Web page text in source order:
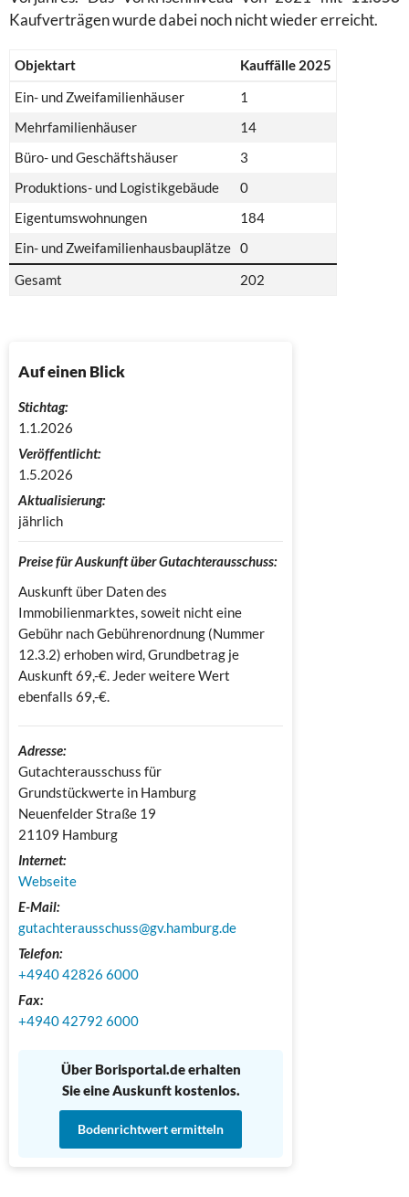
Kaufverträgen wurde dabei noch nicht wieder erreicht.
Objektart
Kauffälle 2025
Ein- und Zweifamilienhäuser
1
Mehrfamilienhäuser
14
Büro- und Geschäftshäuser
3
Produktions- und Logistikgebäude
0
Eigentumswohnungen
184
Ein- und Zweifamilienhausbauplätze 0
Gesamt
202
Auf einen Blick
Stichtag:
1.1.2026
Veröffentlicht:
1.5.2026
Aktualisierung:
jährlich
Preise für Auskunft über Gutachterausschuss:
Auskunft über Daten des
Immobilienmarktes, soweit nicht eine
Gebühr nach Gebührenordnung (Nummer
12.3.2) erhoben wird, Grundbetrag je
Auskunft 69,-€. Jeder weitere Wert
ebenfalls 69,-€.
Adresse:
Gutachterausschuss für
Grundstückwerte in Hamburg
Neuenfelder Straße 19
21109 Hamburg
Internet:
Webseite
E-Mail:
gutachterausschuss@gv.hamburg.de
Telefon:
+4940 42826 6000
Fax:
+4940 42792 6000
Über Borisportal.de erhalten
Sie eine Auskunft kostenlos.
Bodenrichtwert ermitteln